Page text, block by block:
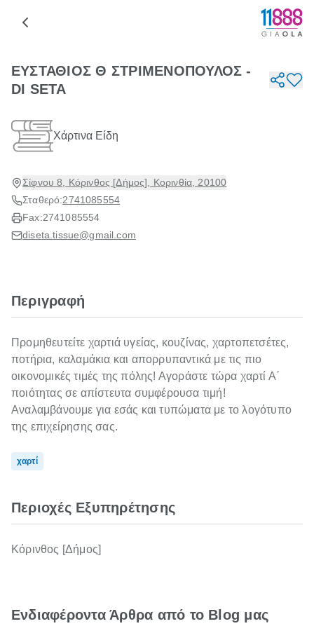
ΕΥΣΤΑΘΙΟΣ Θ ΣΤΡΙΜΕΝΟΠΟΥΛΟΣ -
DI SETA
Χάρτινα Είδη
Σίφνου 8, Κόρινθος [Δήμος], Κορινθία, 20100
Σταθερό:2741085554
Fax:2741085554
diseta.tissue@gmail.com
Περιγραφή
Προμηθευτείτε χαρτιά υγείας, κουζίνας, χαρτοπετσέτες,
ποτήρια, καλαμάκια και απορρυπαντικά με τις πιο
οικονομικές τιμές της πόλης! Αγοράστε τώρα χαρτί Α΄
ποιότητας σε απίστευτα συμφέρουσα τιμή!
Αναλαμβάνουμε για εσάς και τυπώματα με το λογότυπο
της επιχείρησης σας.
χαρτί
Περιοχές Εξυπηρέτησης
Κόρινθος [Δήμος]
Ενδιαφέροντα Άρθρα από το Blog μας